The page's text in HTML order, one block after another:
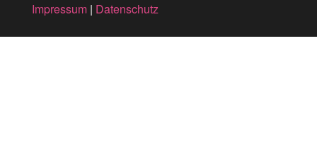
Impressum | Datenschutz